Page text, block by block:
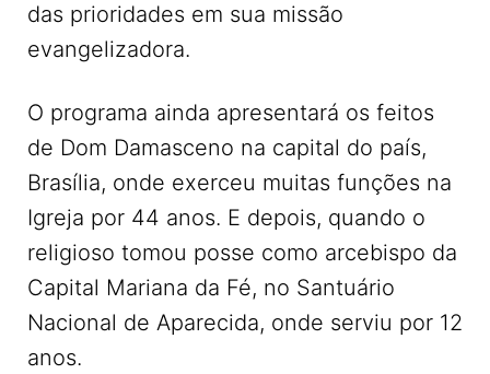
das prioridades em sua missão
evangelizadora.
O programa ainda apresentará os feitos
de Dom Damasceno na capital do país,
Brasília, onde exerceu muitas funções na
Igreja por 44 anos. E depois, quando o
religioso tomou posse como arcebispo da
Capital Mariana da Fé, no Santuário
Nacional de Aparecida, onde serviu por 12
anos.